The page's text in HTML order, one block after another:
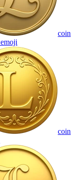
coin
emoji
coin